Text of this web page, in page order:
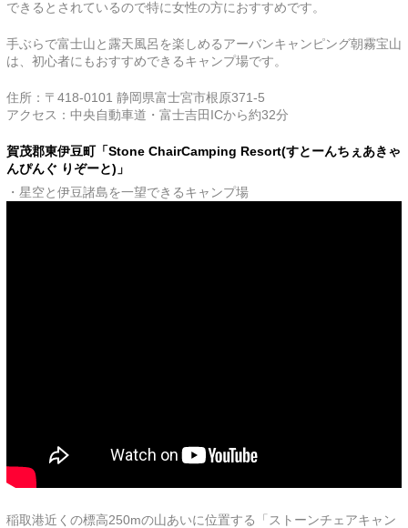
できるとされているので特に女性の方におすすめです。
手ぶらで富士山と露天風呂を楽しめるアーバンキャンピング朝霧宝山
は、初心者にもおすすめできるキャンプ場です。
住所：〒418-0101 静岡県富士宮市根原371-5
アクセス：中央自動車道・富士吉田ICから約32分
賀茂郡東伊豆町「​Stone ChairCamping Resort(すとーんちぇあきゃ
んぴんぐ りぞーと)」
・星空と伊豆諸島を一望できるキャンプ場
稲取港近くの標高250mの山あいに位置する「ストーンチェアキャン